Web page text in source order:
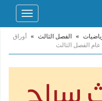
Toggle
» الفصل الثالث »
أوراق
الفصل الثالث